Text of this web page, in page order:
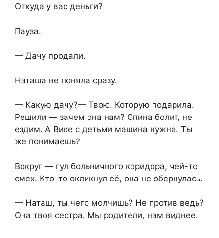
Откуда у вас деньги?
Пауза.
— Дачу продали.
Наташа не поняла сразу.
— Какую дачу?— Твою. Которую подарила.
Решили — зачем она нам? Спина болит, не
ездим. А Вике с детьми машина нужна. Ты
же понимаешь?
Вокруг — гул больничного коридора, чей-то
смех. Кто-то окликнул её, она не обернулась.
— Наташ, ты чего молчишь? Не против ведь?
Она твоя сестра. Мы родители, нам виднее.